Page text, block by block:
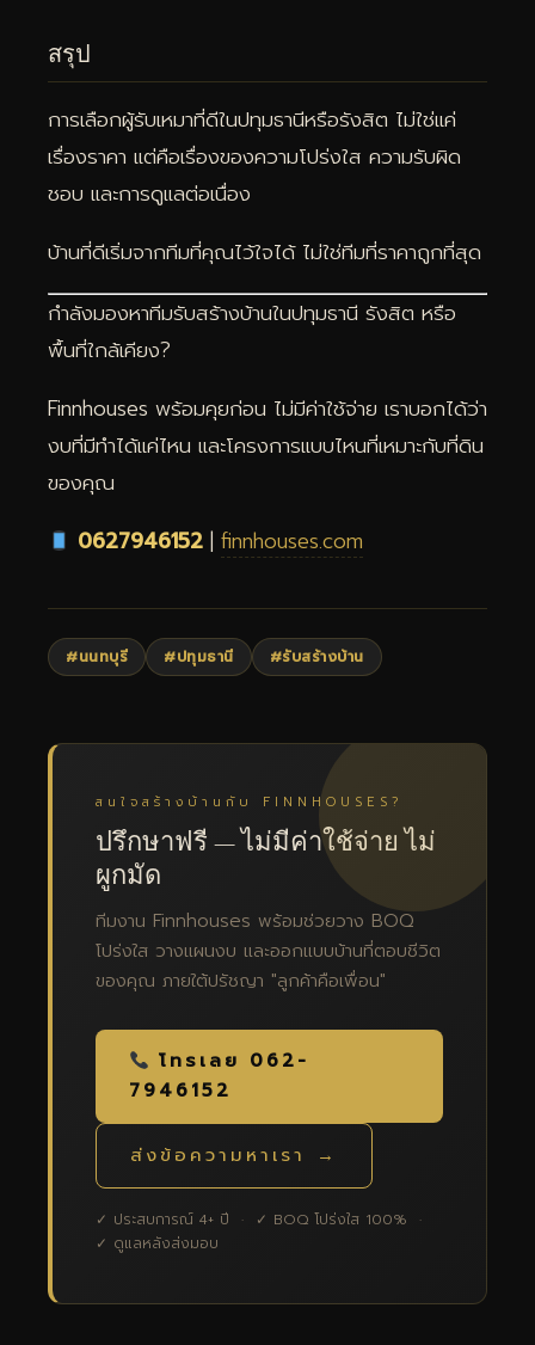
สรุป
การเลือกผู้รับเหมาที่ดีในปทุมธานีหรือรังสิต ไม่ใช่แค่
เรื่องราคา แต่คือเรื่องของความโปร่งใส ความรับผิด
ชอบ และการดูแลต่อเนื่อง
บ้านที่ดีเริ่มจากทีมที่คุณไว้ใจได้ ไม่ใช่ทีมที่ราคาถูกที่สุด
กำลังมองหาทีมรับสร้างบ้านในปทุมธานี รังสิต หรือ
พื้นที่ใกล้เคียง?
Finnhouses พร้อมคุยก่อน ไม่มีค่าใช้จ่าย เราบอกได้ว่า
งบที่มีทำได้แค่ไหน และโครงการแบบไหนที่เหมาะกับที่ดิน
ของคุณ
0627946152 |finnhouses.com
#นนทบุรี #ปทุมธานี #รับสร้างบ้าน
สนใจสร้างบ้านกับ FINNHOUSES?
ปรึกษาฟรี — ไม่มีค่าใช้จ่าย ไม่
ผูกมัด
ทีมงาน Finnhouses พร้อมช่วยวาง BOQ
โปร่งใส วางแผนงบ และออกแบบบ้านที่ตอบชีวิต
ของคุณ ภายใต้ปรัชญา "ลูกค้าคือเพื่อน"
โทรเลย 062-
7946152
ส่งข้อความหาเรา →
✓ ประสบการณ์ 4+ ปี · ✓ BOQ โปร่งใส 100% ·
✓ ดูแลหลังส่งมอบ